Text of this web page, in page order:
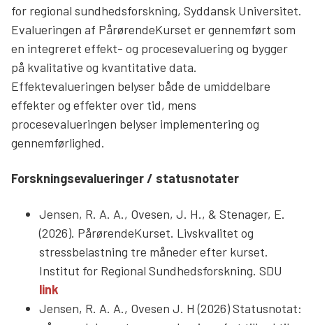
Søg
for regional sundhedsforskning, Syddansk Universitet.
Evalueringen af PårørendeKurset er gennemført som
en integreret effekt- og procesevaluering og bygger
på kvalitative og kvantitative data.
Effektevalueringen belyser både de umiddelbare
effekter og effekter over tid, mens
procesevalueringen belyser implementering og
gennemførlighed.
Forskningsevalueringer / statusnotater
Jensen, R. A. A., Ovesen, J. H., & Stenager, E.
(2026). PårørendeKurset. Livskvalitet og
stressbelastning tre måneder efter kurset.
Institut for Regional Sundhedsforskning. SDU
link
Jensen, R. A. A., Ovesen J. H (2026) Statusnotat: